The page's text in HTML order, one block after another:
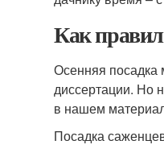
Как
Осенняя посадка
диссертации. Но
в нашем
Посадка